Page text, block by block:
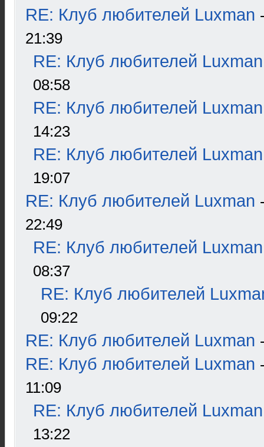
RE: Клуб любителей Luxman
21:39
RE: Клуб любителей Luxman
08:58
RE: Клуб любителей Luxman
14:23
RE: Клуб любителей Luxman
19:07
RE: Клуб любителей Luxman
22:49
RE: Клуб любителей Luxman
08:37
RE: Клуб любителей
09:22
RE: Клуб любителей Luxman
RE: Клуб любителей Luxman
11:09
RE: Клуб любителей Luxman
13:22